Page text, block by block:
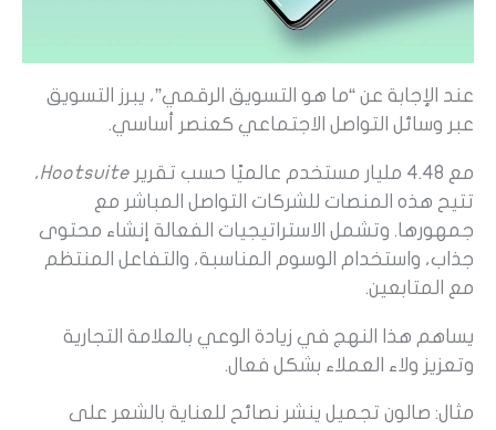
عند الإجابة عن “ما هو التسويق الرقمي”، يبرز التسويق
عبر وسائل التواصل الاجتماعي كعنصر أساسي.
مع 4.48 مليار مستخدم عالميًا حسب تقرير Hootsuite،
تتيح هذه المنصات للشركات التواصل المباشر مع
جمهورها. وتشمل الاستراتيجيات الفعالة إنشاء محتوى
جذاب، واستخدام الوسوم المناسبة، والتفاعل المنتظم
مع المتابعين.
يساهم هذا النهج في زيادة الوعي بالعلامة التجارية
وتعزيز ولاء العملاء بشكل فعال.
مثال: صالون تجميل ينشر نصائح للعناية بالشعر على